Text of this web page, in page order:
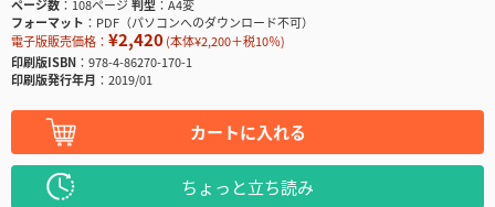
ページ数
108ページ判型
A4変
フォーマット
PDF（パソコンへのダウンロード不可）
電子版販売価格： ¥2,420(本体¥2,200＋税10％)
印刷版ISBN
978-4-86270-170-1
印刷版発行年月
2019/01
カートに入れる
ちょっと立ち読み